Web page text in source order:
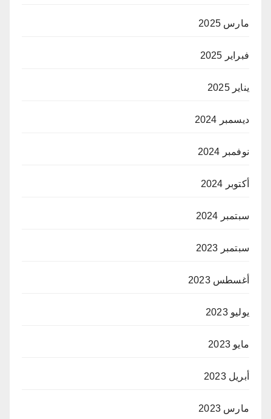
مارس 2025
فبراير 2025
يناير 2025
ديسمبر 2024
نوفمبر 2024
أكتوبر 2024
سبتمبر 2024
سبتمبر 2023
أغسطس 2023
يوليو 2023
مايو 2023
أبريل 2023
مارس 2023